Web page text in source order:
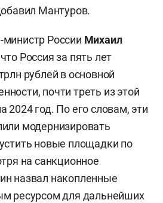
Мантуров.
России Михаил
Россия за пять лет
рублей в основной
почти треть из этой
год. По его словам, эти
модернизировать
новые площадки по
на санкционное
назвал накопленные
ресурсом для дальнейших